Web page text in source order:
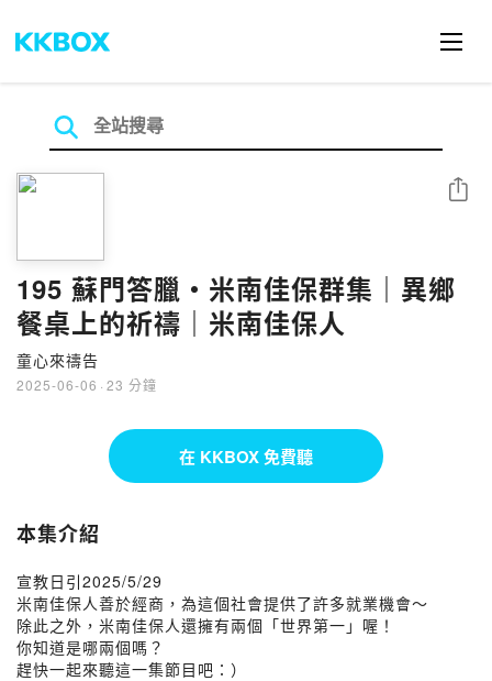
195 蘇門答臘・米南佳保群集｜異鄉
餐桌上的祈禱｜米南佳保人
童心來禱告
2025-06-06 · 23 分鐘
分享
在 KKBOX 免費聽
本集介紹
宣教日引2025/5/29
米南佳保人善於經商，為這個社會提供了許多就業機會～
除此之外，米南佳保人還擁有兩個「世界第一」喔！
你知道是哪兩個嗎？
趕快一起來聽這一集節目吧：）